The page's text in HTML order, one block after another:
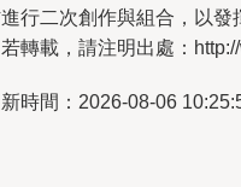
行二次創作與組合，以發
轉載，請注明出處：
時間：2026-08-06